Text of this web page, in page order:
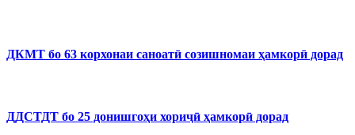
ДКМТ бо 63 корхонаи саноатӣ созишномаи ҳамкорӣ дорад
ДДСТДТ бо 25 донишгоҳи хориҷӣ ҳамкорӣ дорад